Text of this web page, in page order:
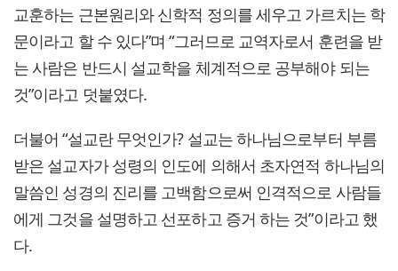
교훈하는 근본원리와 신학적 정의를 세우고 가르치는 학
문이라고 할 수 있다”며 “그러므로 교역자로서 훈련을 받
는 사람은 반드시 설교학을 체계적으로 공부해야 되는
것”이라고 덧붙였다.
더불어 “설교란 무엇인가? 설교는 하나님으로부터 부름
받은 설교자가 성령의 인도에 의해서 초자연적 하나님의
말씀인 성경의 진리를 고백함으로써 인격적으로 사람들
에게 그것을 설명하고 선포하고 증거 하는 것”이라고 했
다.